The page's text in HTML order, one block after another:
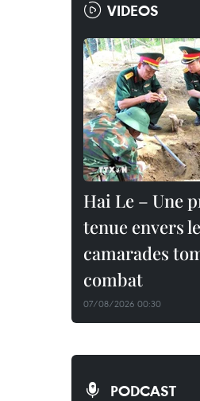
VIDEOS
Hai Le – Une
tenue envers
camarades
combat
07/08/2026 00:30
PODCAST